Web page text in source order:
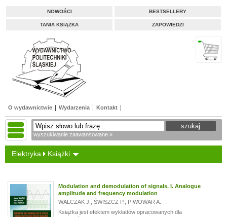
NOWOŚCI BESTSELLERY
TANIA KSIĄŻKA ZAPOWIEDZI
O wydawnictwie Wydarzenia Kontakt
wyszukiwanie zaawansowane »
Elektryka Książki
Modulation and demodulation of signals. I. Analogue
amplitude and frequency modulation
WALCZAK J.
ŚWISZCZ P.
PIWOWAR A.
Książka jest efektem wykładów opracowanych dla